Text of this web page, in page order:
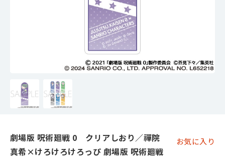
劇場版 呪術廻戦 0 クリアしおり／禪院
真希×けろけろけろっぴ 劇場版 呪術廻戦
お気に入り